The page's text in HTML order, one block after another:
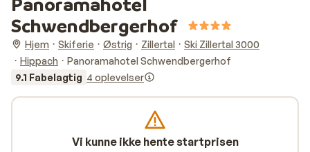
Schwendbergerhof
Hjem Skiferie Østrig Zillertal
Ski Zillertal 3000
Hippach
Panoramahotel Schwendbergerhof
9.1 Fabelagtig 4 oplevelser
Vi kunne ikke hente startprisen